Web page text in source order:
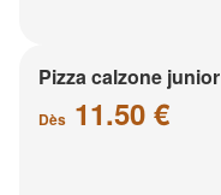
Pizza calzone junior
Dès 11.50 €